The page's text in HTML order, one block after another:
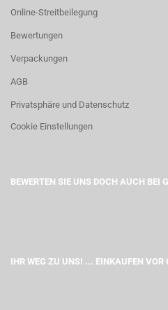
Online-Streitbeilegung
Bewertungen
Verpackungen
AGB
Privatsphäre und Datenschutz
Cookie Einstellungen
BEWERTEN SIE UNS DOCH AUCH BEI
IHR WEG ZU UNS! ... EINKAUFEN